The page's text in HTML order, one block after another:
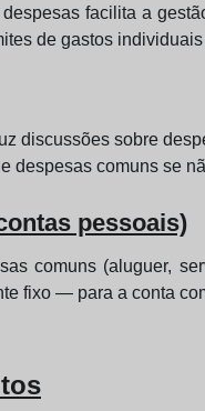
facilita a
de gastos
discussões sobre
despesas comuns se
pessoais)
comuns (aluguer,
fixo — para a conta